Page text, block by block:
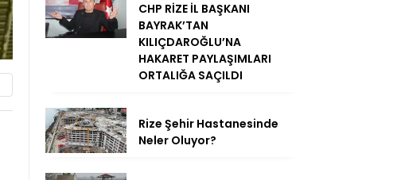
CHP RİZE İL BAŞKANI
BAYRAK’TAN
KILIÇDAROĞLU’NA
HAKARET PAYLAŞIMLARI
ORTALIĞA SAÇILDI
Rize Şehir Hastanesinde
Neler Oluyor?